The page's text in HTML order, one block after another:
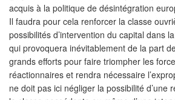
acquis à la politique de désintégration
Il faudra pour cela renforcer la classe
possibilités d’intervention du capital dans
qui provoquera inévitablement de la part
grands efforts pour faire triompher les
réactionnaires et rendra nécessaire
ne doit pas ici négliger la possibilité d’une